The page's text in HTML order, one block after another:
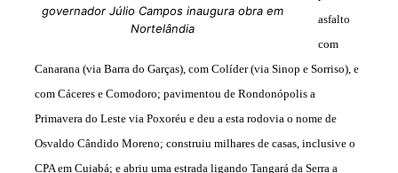
governador Júlio Campos inaugura obra em
Nortelândia
asfalto
com
Canarana (via Barra do Garças), com Colíder (via Sinop e Sorriso), e
com Cáceres e Comodoro; pavimentou de Rondonópolis a
Primavera do Leste via Poxoréu e deu a esta rodovia o nome de
Osvaldo Cândido Moreno; construiu milhares de casas, inclusive o
CPA em Cuiabá; e abriu uma estrada ligando Tangará da Serra a